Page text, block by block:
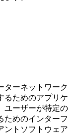
ターネットワーク
るためのアプリケ
ユーザーが特定の
ためのインターフ
ントソフトウェア